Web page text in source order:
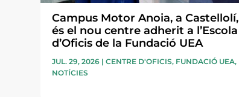
Campus Motor Anoia, a Castellolí,
és el nou centre adherit a l’Escola
d’Oficis de la Fundació UEA
JUL. 29, 2026 |CENTRE D'OFICIS, FUNDACIÓ UEA,
NOTÍCIES